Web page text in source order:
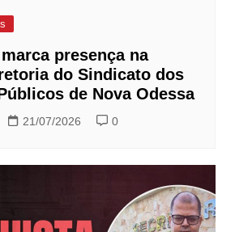
presença na
do Sindicato dos
de Nova Odessa
21/07/2026 0